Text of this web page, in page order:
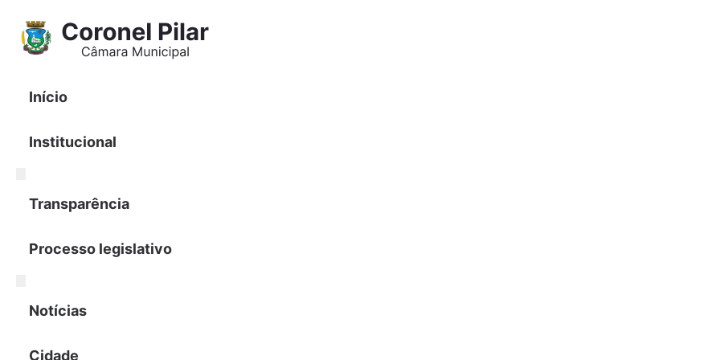
para
conteúdo
Início
Institucional
Transparência
Processo legislativo
Notícias
Cidade